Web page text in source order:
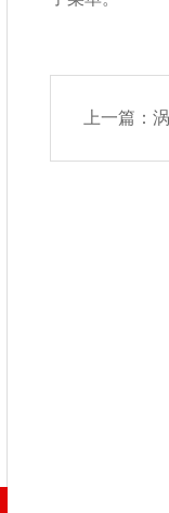
上一篇：